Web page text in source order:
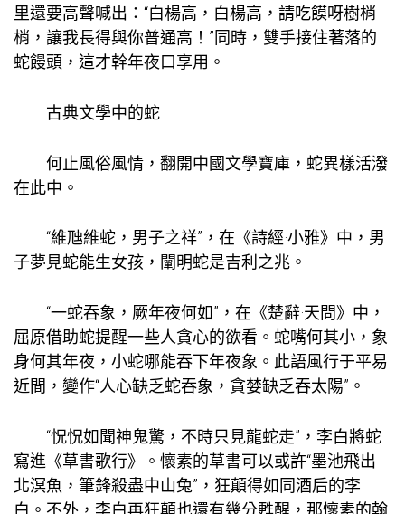
里還要高聲喊出：“白楊高，白楊高，請吃饃呀樹梢
梢，讓我長得與你普通高！”同時，雙手接住著落的
蛇饅頭，這才幹年夜口享用。
古典文學中的蛇
何止風俗風情，翻開中國文學寶庫，蛇異樣活潑
在此中。
“維虺維蛇，男子之祥”，在《詩經·小雅》中，男
子夢見蛇能生女孩，闡明蛇是吉利之兆。
“一蛇吞象，厥年夜何如”，在《楚辭·天問》中，
屈原借助蛇提醒一些人貪心的欲看。蛇嘴何其小，象
身何其年夜，小蛇哪能吞下年夜象。此語風行于平易
近間，變作“人心缺乏蛇吞象，貪婪缺乏吞太陽”。
“怳怳如聞神鬼驚，不時只見龍蛇走”，李白將蛇
寫進《草書歌行》。懷素的草書可以或許“墨池飛出
北溟魚，筆鋒殺盡中山兔”，狂顛得如同酒后的李
白。不外，李白再狂顛也還有幾分甦醒，那懷素的翰